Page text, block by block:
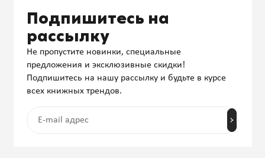
Подпишитесь на
рассылку
Не пропустите новинки, специальные
предложения и эксклюзивные скидки!
Подпишитесь на нашу рассылку и будьте в курсе
всех книжных трендов.